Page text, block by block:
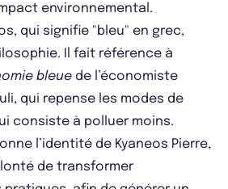
environnemental.
qui signifie "bleu" en grec,
Il fait référence à
bleue de l’économiste
qui repense les modes de
consiste à polluer moins.
l’identité de Kyaneos Pierre,
de transformer